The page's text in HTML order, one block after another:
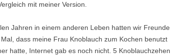
mit meiner Version.
Jahren in einem anderen Leben hatten wir Freunde
dass meine Frau Knoblauch zum Kochen benutzt
hatte, Internet gab es noch nicht. 5 Knoblauchzehen